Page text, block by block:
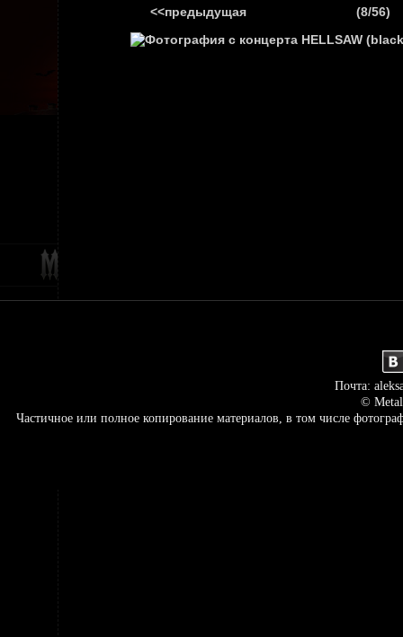
<<предыдущая (8/56)
Почта:
©
Частичное или полное копирование материалов, в том числе